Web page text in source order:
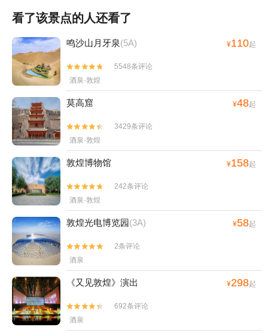
看了该景点的人还看了
鸣沙山月牙泉(5A) ¥110起


5548条评论
酒泉·敦煌
莫高窟 ¥48起


3429条评论
酒泉·敦煌
敦煌博物馆 ¥158起


242条评论
酒泉·敦煌
敦煌光电博览园(3A) ¥58起


2条评论
酒泉
《又见敦煌》演出 ¥298起


692条评论
酒泉